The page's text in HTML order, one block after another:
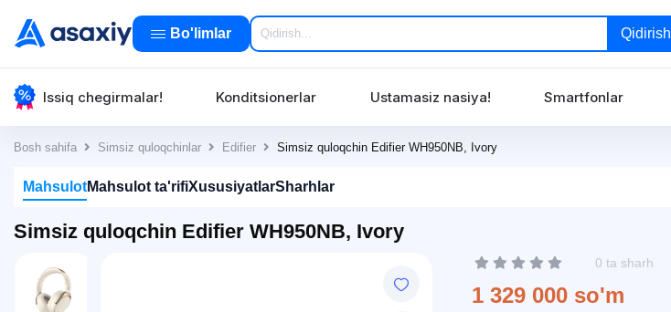
Bo'limlar Qidirish
Issiq chegirmalar! Konditsionerlar Ustamasiz nasiya! Smartfonlar
Bosh sahifa Simsiz quloqchinlar Edifier Simsiz quloqchin Edifier WH950NB, Ivory
MahsulotMahsulot ta'rifiXususiyatlarSharhlar
Simsiz quloqchin Edifier WH950NB, Ivory
0 ta sharh
1 329 000 so'm